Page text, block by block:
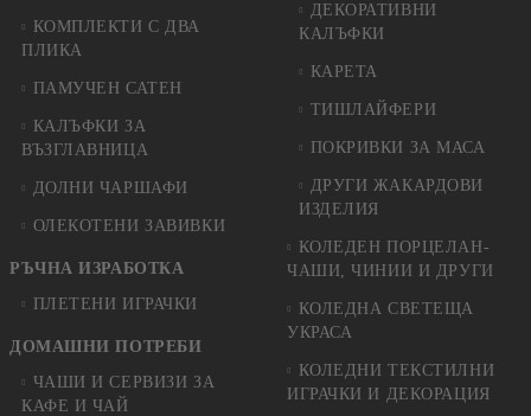
КОМПЛЕКТИ С ДВА
ПЛИКА
ПАМУЧЕН САТЕН
КАЛЪФКИ ЗА
ВЪЗГЛАВНИЦА
ДОЛНИ ЧАРШАФИ
ОЛЕКОТЕНИ ЗАВИВКИ
РЪЧНА ИЗРАБОТКА
ПЛЕТЕНИ ИГРАЧКИ
ДОМАШНИ ПОТРЕБИ
ЧАШИ И СЕРВИЗИ ЗА
КАФЕ И ЧАЙ
ДЕКОРАТИВНИ
КАЛЪФКИ
КАРЕТА
ТИШЛАЙФЕРИ
ПОКРИВКИ ЗА МАСА
ДРУГИ ЖАКАРДОВИ
ИЗДЕЛИЯ
КОЛЕДЕН ПОРЦЕЛАН-
ЧАШИ, ЧИНИИ И ДРУГИ
КОЛЕДНА СВЕТЕЩА
УКРАСА
КОЛЕДНИ ТЕКСТИЛНИ
ИГРАЧКИ И ДЕКОРАЦИЯ